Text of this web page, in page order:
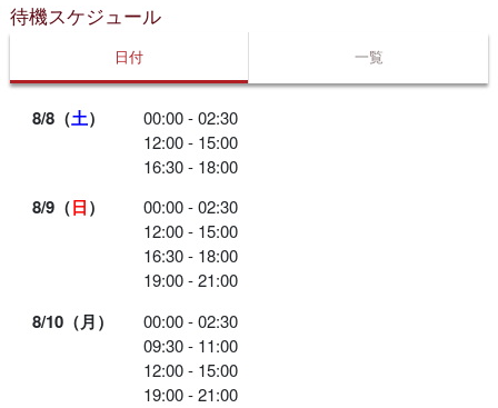
待機スケジュール
日付 一覧
8/8（土）
00:00 - 02:30
12:00 - 15:00
16:30 - 18:00
8/9（日）
00:00 - 02:30
12:00 - 15:00
16:30 - 18:00
19:00 - 21:00
8/10（月）
00:00 - 02:30
09:30 - 11:00
12:00 - 15:00
19:00 - 21:00